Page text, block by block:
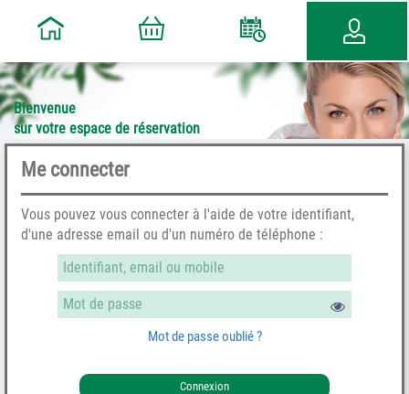
Bienvenue
sur votre espace de réservation
Me connecter
Vous pouvez vous connecter à l'aide de votre identifiant,
d'une adresse email ou d'un numéro de téléphone :
Mot de passe oublié ?
Connexion